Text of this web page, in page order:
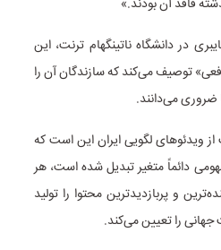
در دانشگاه ناتینگهام ترنت، این
توصیف می‌کند که سازندگان آن را
ضروری می‌دانند.
ویدئوهای لگویی ایران این است که
دائماً متغیر تبدیل شده است، هر
و پربازدیدترین محتوا را تولید
را تعیین می‌کند.